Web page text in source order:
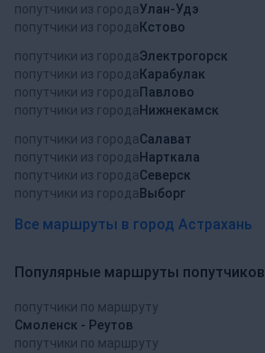
попутчики из городаУлан-Удэ
попутчики из города Кстово
попутчики из городаЭлектрогорск
попутчики из города Карабулак
попутчики из города Павлово
попутчики из города Нижнекамск
попутчики из городаСалават
попутчики из города Нарткала
попутчики из городаСеверск
попутчики из города Выборг
Все маршруты в город Астрахань
Популярные маршруты попутчиков
попутчики по маршруту
Смоленск - Реутов
попутчики по маршруту